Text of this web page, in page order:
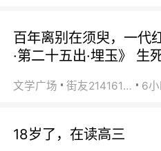
百年离别在须臾，一代
·第二十五出·埋玉》 生
文学广场 街友21416156 6
18岁了，在读高三